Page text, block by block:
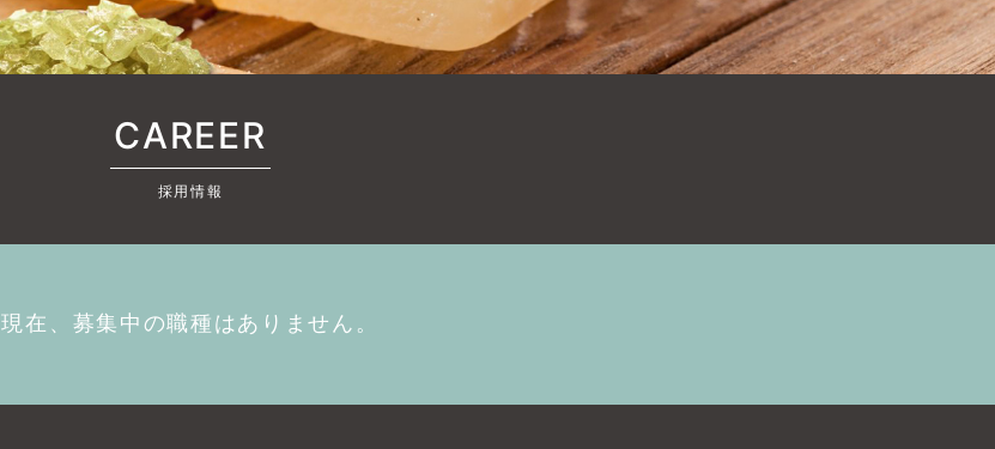
CAREER
採用情報
現在、募集中の職種はありません。